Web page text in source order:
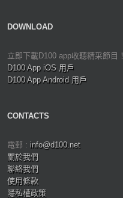
DOWNLOAD
立即下載D100 app收聽精采節目！
D100 App iOS 用戶
D100 App Android 用戶
CONTACTS
電郵 : info@d100.net
關於我們
聯絡我們
使用條款
隱私權政策